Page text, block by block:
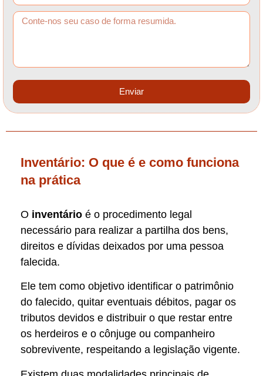
Enviar
Inventário: O que é e como funciona
na prática
O inventário é o procedimento legal
necessário para realizar a partilha dos bens,
direitos e dívidas deixados por uma pessoa
falecida.
Ele tem como objetivo identificar o patrimônio
do falecido, quitar eventuais débitos, pagar os
tributos devidos e distribuir o que restar entre
os herdeiros e o cônjuge ou companheiro
sobrevivente, respeitando a legislação vigente.